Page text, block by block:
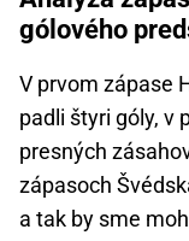
gólového
V prvom zápase
padli štyri góly, v
presných
zápasoch
a tak by sme